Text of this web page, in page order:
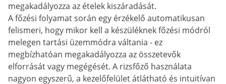
megakadályozza az ételek kiszáradását.
A főzési folyamat során egy érzékelő automatikusan
felismeri, hogy mikor kell a készüléknek főzési módról
melegen tartási üzemmódra váltania - ez
megbízhatóan megakadályozza az összetevők
elforrását vagy megégését. A rizsfőző használata
nagyon egyszerű, a kezelőfelület átlátható és intuitívan